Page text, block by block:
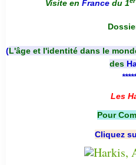
Visite en France du 1
(L'âge et l'identité dans le
des
Les
Pour
Cliquez